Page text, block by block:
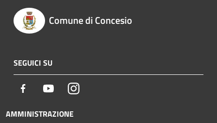
Comune di Concesio
SEGUICI SU
Facebook YoutubeInstagram
AMMINISTRAZIONE